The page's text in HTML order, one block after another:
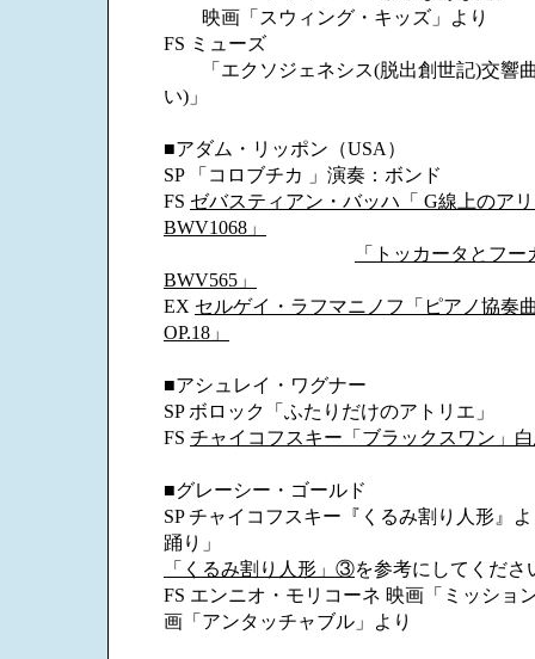
映画「スウィング・キッズ」より
FS ミューズ
「エクソジェネシス(脱出創世記)交響
い)」
■アダム・リッポン（USA）
SP 「コロブチカ 」演奏：ボンド
FS ゼバスティアン・バッハ「 G線上のア
BWV1068」
「トッカータとフー
BWV565」
EX セルゲイ・ラフマニノフ「ピアノ協奏
OP.18」
■アシュレイ・ワグナー
SP ボロック「ふたりだけのアトリエ」
FS チャイコフスキー「ブラックスワン」
■グレーシー・ゴールド
SP チャイコフスキー『くるみ割り人形』
踊り」
「くるみ割り人形」③を参考にしてくださ
FS エンニオ・モリコーネ 映画「ミッショ
画「アンタッチャブル」より